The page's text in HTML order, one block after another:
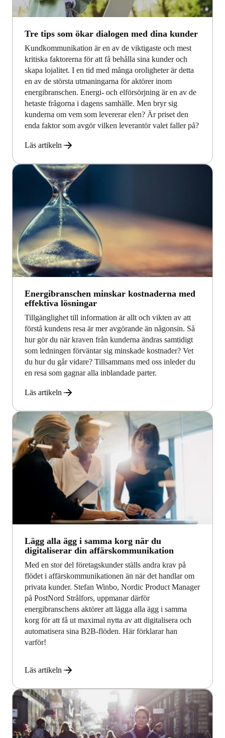
Tre tips som ökar dialogen med dina kunder
Kundkommunikation är en av de viktigaste och mest
kritiska faktorerna för att få behålla sina kunder och
skapa lojalitet. I en tid med många oroligheter är detta
en av de största utmaningarna för aktörer inom
energibranschen. Energi- och elförsörjning är en av de
hetaste frågorna i dagens samhälle. Men bryr sig
kunderna om vem som levererar elen? Är priset den
enda faktor som avgör vilken leverantör valet faller på?
Läs artikeln
Energibranschen minskar kostnaderna med
effektiva lösningar
Tillgänglighet till information är allt och vikten av att
förstå kundens resa är mer avgörande än någonsin. Så
hur gör du när kraven från kunderna ändras samtidigt
som ledningen förväntar sig minskade kostnader? Vet
du hur du går vidare? Tillsammans med oss inleder du
en resa som gagnar alla inblandade parter.
Läs artikeln
Lägg alla ägg i samma korg när du
digitaliserar din affärskommunikation
Med en stor del företagskunder ställs andra krav på
flödet i affärskommunikationen än när det handlar om
privata kunder. Stefan Winbo, Nordic Product Manager
på PostNord Strålfors, uppmanar därför
energibranschens aktörer att lägga alla ägg i samma
korg för att få ut maximal nytta av att digitalisera och
automatisera sina B2B-flöden. Här förklarar han
varför!
Läs artikeln